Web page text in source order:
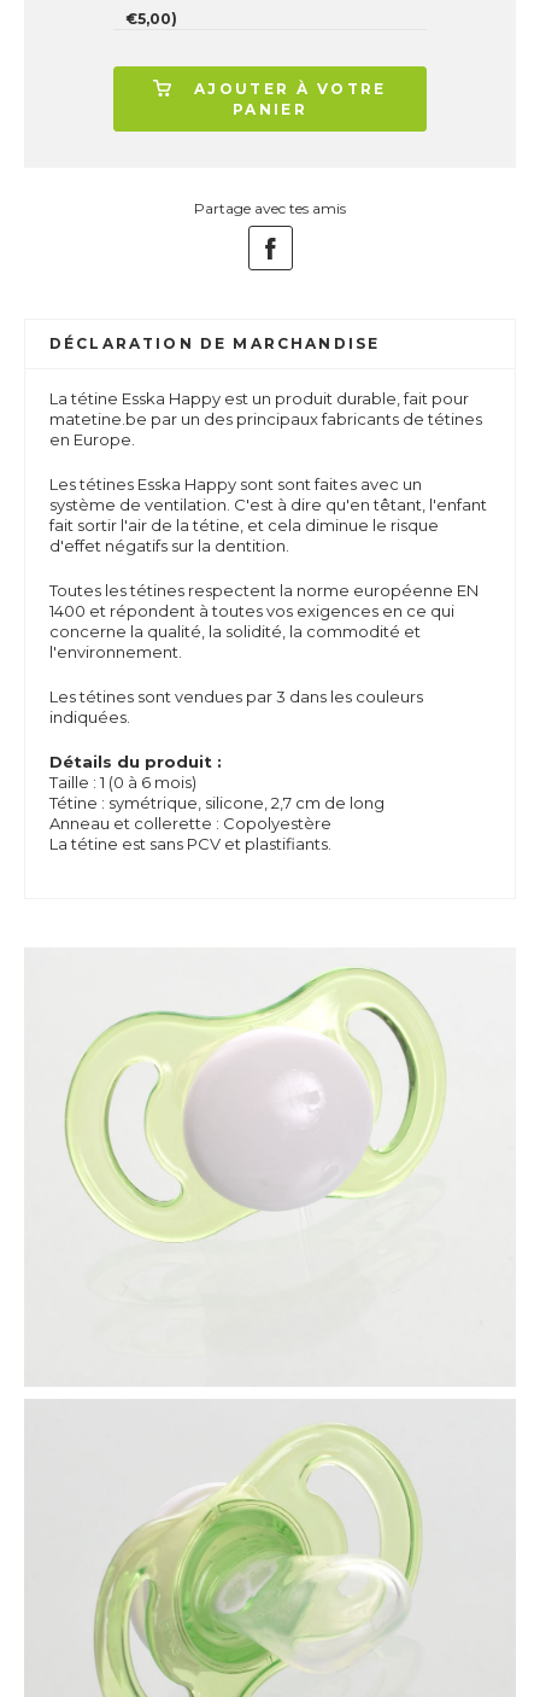
€5,00)
AJOUTER À VOTRE
PANIER
Partage avec tes amis
DÉCLARATION DE MARCHANDISE
La tétine Esska Happy est un produit durable, fait pour
matetine.be par un des principaux fabricants de tétines
en Europe.
Les tétines Esska Happy sont sont faites avec un
système de ventilation. C'est à dire qu'en têtant, l'enfant
fait sortir l'air de la tétine, et cela diminue le risque
d'effet négatifs sur la dentition.
Toutes les tétines respectent la norme européenne EN
1400 et répondent à toutes vos exigences en ce qui
concerne la qualité, la solidité, la commodité et
l'environnement.
Les tétines sont vendues par 3 dans les couleurs
indiquées.
Détails du produit :
Taille : 1 (0 à 6 mois)
Tétine : symétrique, silicone, 2,7 cm de long
Anneau et collerette : Copolyestère
La tétine est sans PCV et plastifiants.